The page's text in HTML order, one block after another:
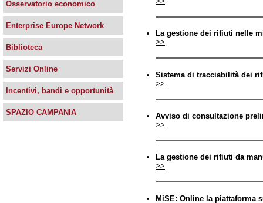
La gestione dei rifiuti nelle
>>
Sistema di tracciabilità dei
>>
Avviso di consultazione
>>
La gestione dei rifiuti da
>>
MiSE: Online la piattaforma
Osservatorio economico
Enterprise Europe Network
Biblioteca
Servizi Online
Incentivi, bandi e opportunità
SPAZIO CAMPANIA